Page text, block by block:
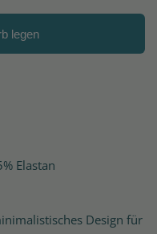
legen
Elastan
Design für